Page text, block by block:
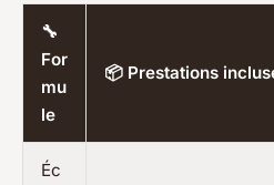
🔧
For
mu
le
📦 Prestations
Éc